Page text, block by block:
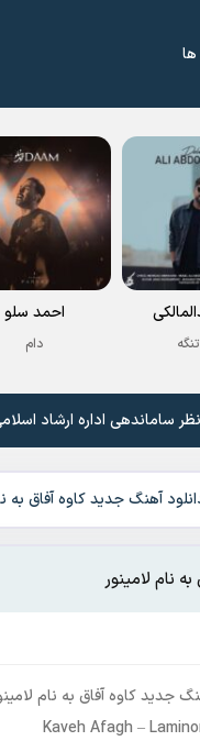
ها
احمد سلو
دام
ساماندهی اداره ارشاد
آهنگ جدید کاوه آفاق به
نام لامینور
جدیدکاوه آفاق به نام
Kaveh Afagh –